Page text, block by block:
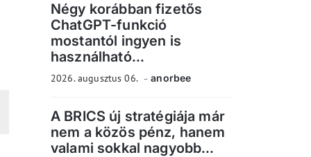
Négy korábban fizetős
ChatGPT-funkció
mostantól ingyen is
használható...
2026. augusztus 06. anorbee
A BRICS új stratégiája már
nem a közös pénz, hanem
valami sokkal nagyobb...